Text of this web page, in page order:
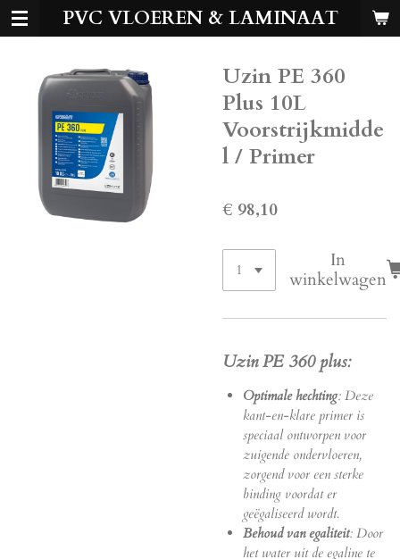
Ga
direct
hoofdinhoud
PVC VLOEREN & LAMINAAT
Uzin PE 360
Plus 10L
Voorstrijkmidde
l / Primer
€ 98,10
In
winkelwagen
Uzin PE 360 plus:
Optimale hechting: Deze
kant-en-klare primer is
speciaal ontworpen voor
zuigende ondervloeren,
zorgend voor een sterke
binding voordat er
geëgaliseerd wordt.
Behoud van egaliteit: Door
het water uit de egaline te